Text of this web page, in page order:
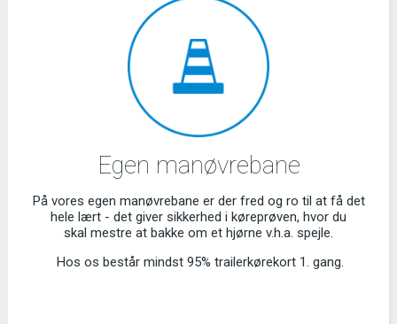
Egen manøvrebane
På vores egen manøvrebane er der fred og ro til at få det
hele lært - det giver sikkerhed i køreprøven, hvor du
skal mestre at bakke om et hjørne v.h.a. spejle.
Hos os består mindst 95% trailerkørekort 1. gang.